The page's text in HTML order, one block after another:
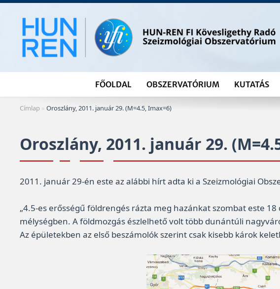
content
FŐOLDAL OBSZERVATÓRIUM KUTATÁS
Címlap »Oroszlány, 2011. január 29. (M=4.5, Imax=6)
Oroszlány, 2011. január 29.
2011. január 29-én este az alábbi hírt adta ki a Szeizmológiai
„4.5-es erősségű földrengés rázta meg hazánkat szombat este
mélységben. A földmozgás észlelhető volt több dunántúli
Az épületekben az első beszámolók szerint csak kisebb károk